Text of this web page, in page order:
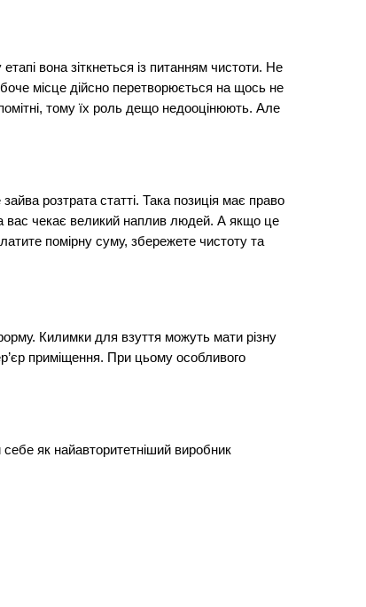
вона зіткнеться із питанням чистоти. Не
місце дійсно перетворюється на щось не
тому їх роль дещо недооцінюють. Але
розтрата статті. Така позиція має право
вас чекає великий наплив людей. А якщо це
помірну суму, збережете чистоту та
Килимки для взуття можуть мати різну
приміщення. При цьому особливого
як найавторитетніший виробник